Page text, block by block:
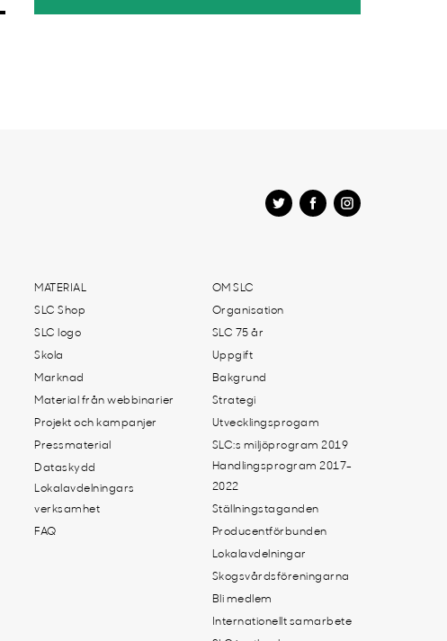
MATERIAL
SLC Shop
SLC logo
Skola
Marknad
Material från webbinarier
Projekt och kampanjer
Pressmaterial
Dataskydd
Lokalavdelningars
verksamhet
FAQ
OM SLC
Organisation
SLC 75 år
Uppgift
Bakgrund
Strategi
Utvecklingsprogam
SLC:s miljöprogram 2019
Handlingsprogram 2017-
2022
Ställningstaganden
Producentförbunden
Lokalavdelningar
Skogsvårdsföreningarna
Bli medlem
Internationellt samarbete